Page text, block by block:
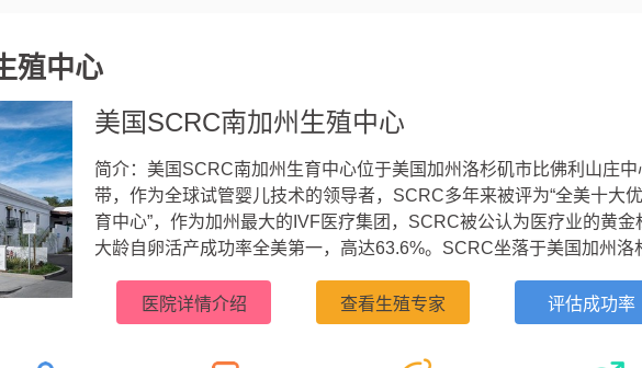
殖中心
美国SCRC南加州生殖中心
简介：美国SCRC南加州生育中心位于美国加州洛杉矶市比佛利山庄中
带，作为全球试管婴儿技术的领导者，SCRC多年来被评为“全美十大
育中心”，作为加州最大的IVF医疗集团，SCRC被公认为医疗业的黄金
大龄自卵活产成功率全美第一，高达63.6%。SCRC坐落于美国加州洛
世纪1993年，美国SCRC的生育专家就完成了美国西海岸第一例卵母细
浆内单精子注射（ICSI）的试管案例，显著提高了卵子体外受精的成功
医院详情介绍 查看生殖专家 评估成功率